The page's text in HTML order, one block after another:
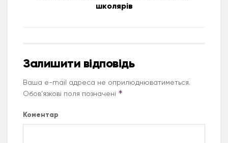
школярів
Залишити відповідь
Ваша e-mail адреса не оприлюднюватиметься.
Обов’язкові поля позначені *
Коментар